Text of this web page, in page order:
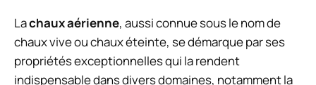
Lachaux aérienne, aussi connue sous le nom de
chaux vive ou chaux éteinte, se démarque par ses
propriétés exceptionnelles qui la rendent
indispensable dans divers domaines, notamment la